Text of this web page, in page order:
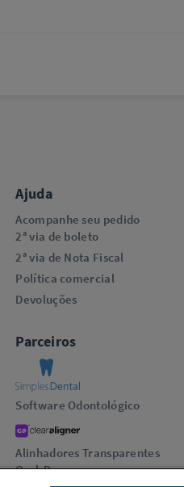
Ajuda
Acompanhe seu pedido
2ª via de boleto
2ª via de Nota Fiscal
Política comercial
Devoluções
Parceiros
Software Odontológico
Alinhadores Transparentes
Oral-B